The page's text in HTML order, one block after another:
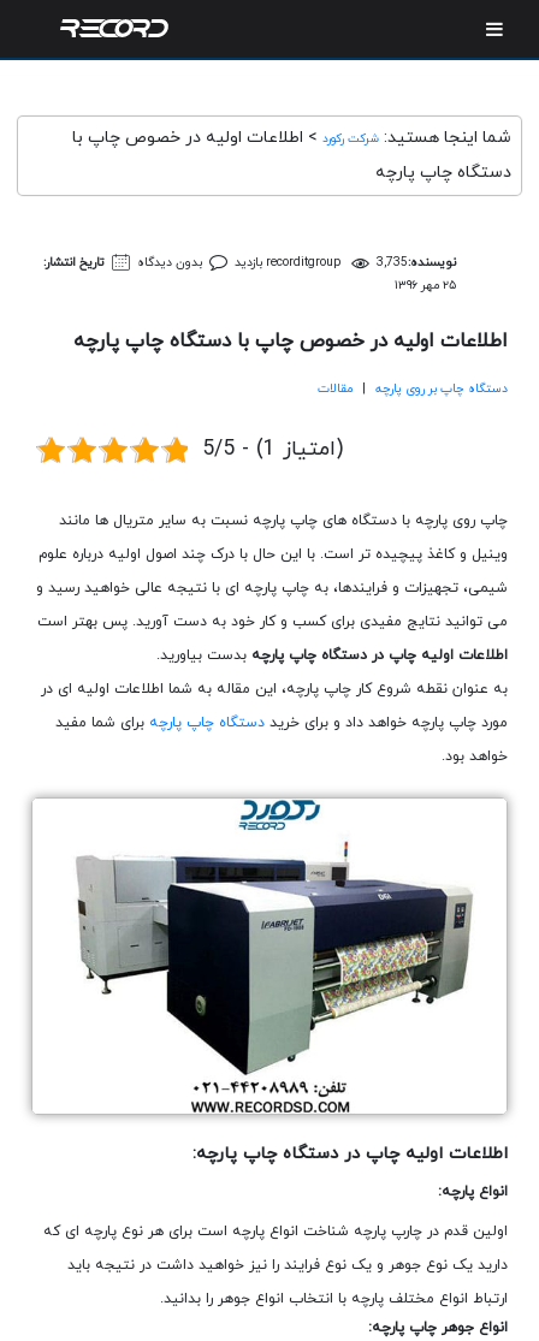
شما اینجا هستید: شرکت رکورد > اطلاعات اولیه در خصوص چاپ با
دستگاه چاپ پارچه
نویسنده: recorditgroup 3,735 بازدید بدون دیدگاه
تاریخ انتشار:
۲۵ مهر ۱۳۹۶
اطلاعات اولیه در خصوص چاپ با دستگاه چاپ پارچه
دستگاه چاپ بر روی پارچه | مقالات
5/5 - (1 امتیاز)
چاپ روی پارچه با دستگاه های چاپ پارچه نسبت به سایر متریال ها مانند
وینیل و کاغذ پیچیده تر است. با این حال با درک چند اصول اولیه درباره علوم
شیمی، تجهیزات و فرایندها، به چاپ پارچه ای با نتیجه عالی خواهید رسید و
می توانید نتایج مفیدی برای کسب و کار خود به دست آورید. پس بهتر است
اطلاعات اولیه چاپ در دستگاه چاپ پارچه بدست بیاورید.
به عنوان نقطه شروع کار چاپ پارچه، این مقاله به شما اطلاعات اولیه ای در
مورد چاپ پارچه خواهد داد و برای خریددستگاه چاپ پارچه برای شما مفید
خواهد بود.
اطلاعات اولیه چاپ در دستگاه چاپ پارچه:
انواع پارچه:
اولین قدم در چارپ پارچه شناخت انواع پارچه است برای هر نوع پارچه ای که
دارید یک نوع جوهر و یک نوع فرایند را نیز خواهید داشت در نتیجه باید
ارتباط انواع مختلف پارچه با انتخاب انواع جوهر را بدانید.
انواع جوهر چاپ پارچه: